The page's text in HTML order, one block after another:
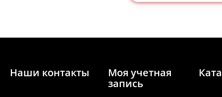
Наши контакты
Моя учетная
запись